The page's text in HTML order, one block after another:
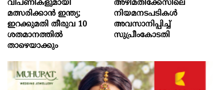
വിപണികളുമായി
മത്സരിക്കാൻ ഇന്ത്യ;
ഇറക്കുമതി തീരുവ 10
ശതമാനത്തിൽ
താഴെയാക്കും
അഴിമതിക്കേസിലെ
നിയമനടപടികൾ
അവസാനിപ്പിച്ച്
സുപ്രീംകോടതി